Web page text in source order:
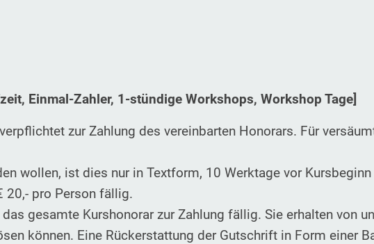
Einmal-Zahler, 1-stündige Workshops, Workshop Tage]
zur Zahlung des vereinbarten Honorars. Für
wollen, ist dies nur in Textform, 10 Werktage vor
20,- pro Person fällig.
gesamte Kurshonorar zur Zahlung fällig. Sie erhalten von
können. Eine Rückerstattung der Gutschrift in Form einer